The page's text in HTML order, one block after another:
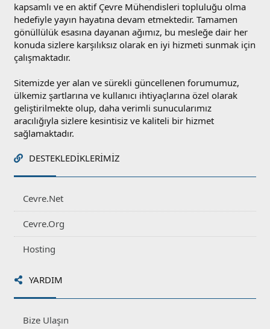
kapsamlı ve en aktif Çevre Mühendisleri topluluğu olma
hedefiyle yayın hayatına devam etmektedir. Tamamen
gönüllülük esasına dayanan ağımız, bu mesleğe dair her
konuda sizlere karşılıksız olarak en iyi hizmeti sunmak için
çalışmaktadır.
Sitemizde yer alan ve sürekli güncellenen forumumuz,
ülkemiz şartlarına ve kullanıcı ihtiyaçlarına özel olarak
geliştirilmekte olup, daha verimli sunucularımız
aracılığıyla sizlere kesintisiz ve kaliteli bir hizmet
sağlamaktadır.
DESTEKLEDIKLERIMIZ
Cevre.Net
Cevre.Org
Hosting
YARDIM
Bize Ulaşın